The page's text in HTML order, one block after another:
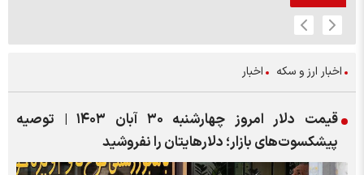
اخبار ارز و سکه اخبار
قیمت دلار امروز چهارشنبه ۳۰ آبان ۱۴۰۳ | توصیه
پیشکسوت‌های بازار؛ دلارهایتان را نفروشید